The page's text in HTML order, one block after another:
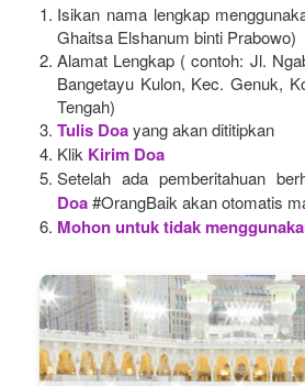
Isikan nama lengkap
Ghaitsa Elshanum binti Prabowo)
Alamat Lengkap ( contoh: Jl.
Bangetayu Kulon, Kec. Genuk,
Tengah)
Tulis Doayang akan dititipkan
Klik Kirim Doa
Setelah ada pemberitahuan
Doa#OrangBaik akan otomatis
Mohon untuk tidak